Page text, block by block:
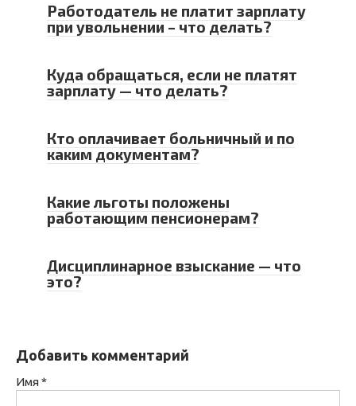
Работодатель не платит зарплату
при увольнении – что делать?
Куда обращаться, если не платят
зарплату — что делать?
Кто оплачивает больничный и по
каким документам?
Какие льготы положены
работающим пенсионерам?
Дисциплинарное взыскание — что
это?
Добавить комментарий
Имя*